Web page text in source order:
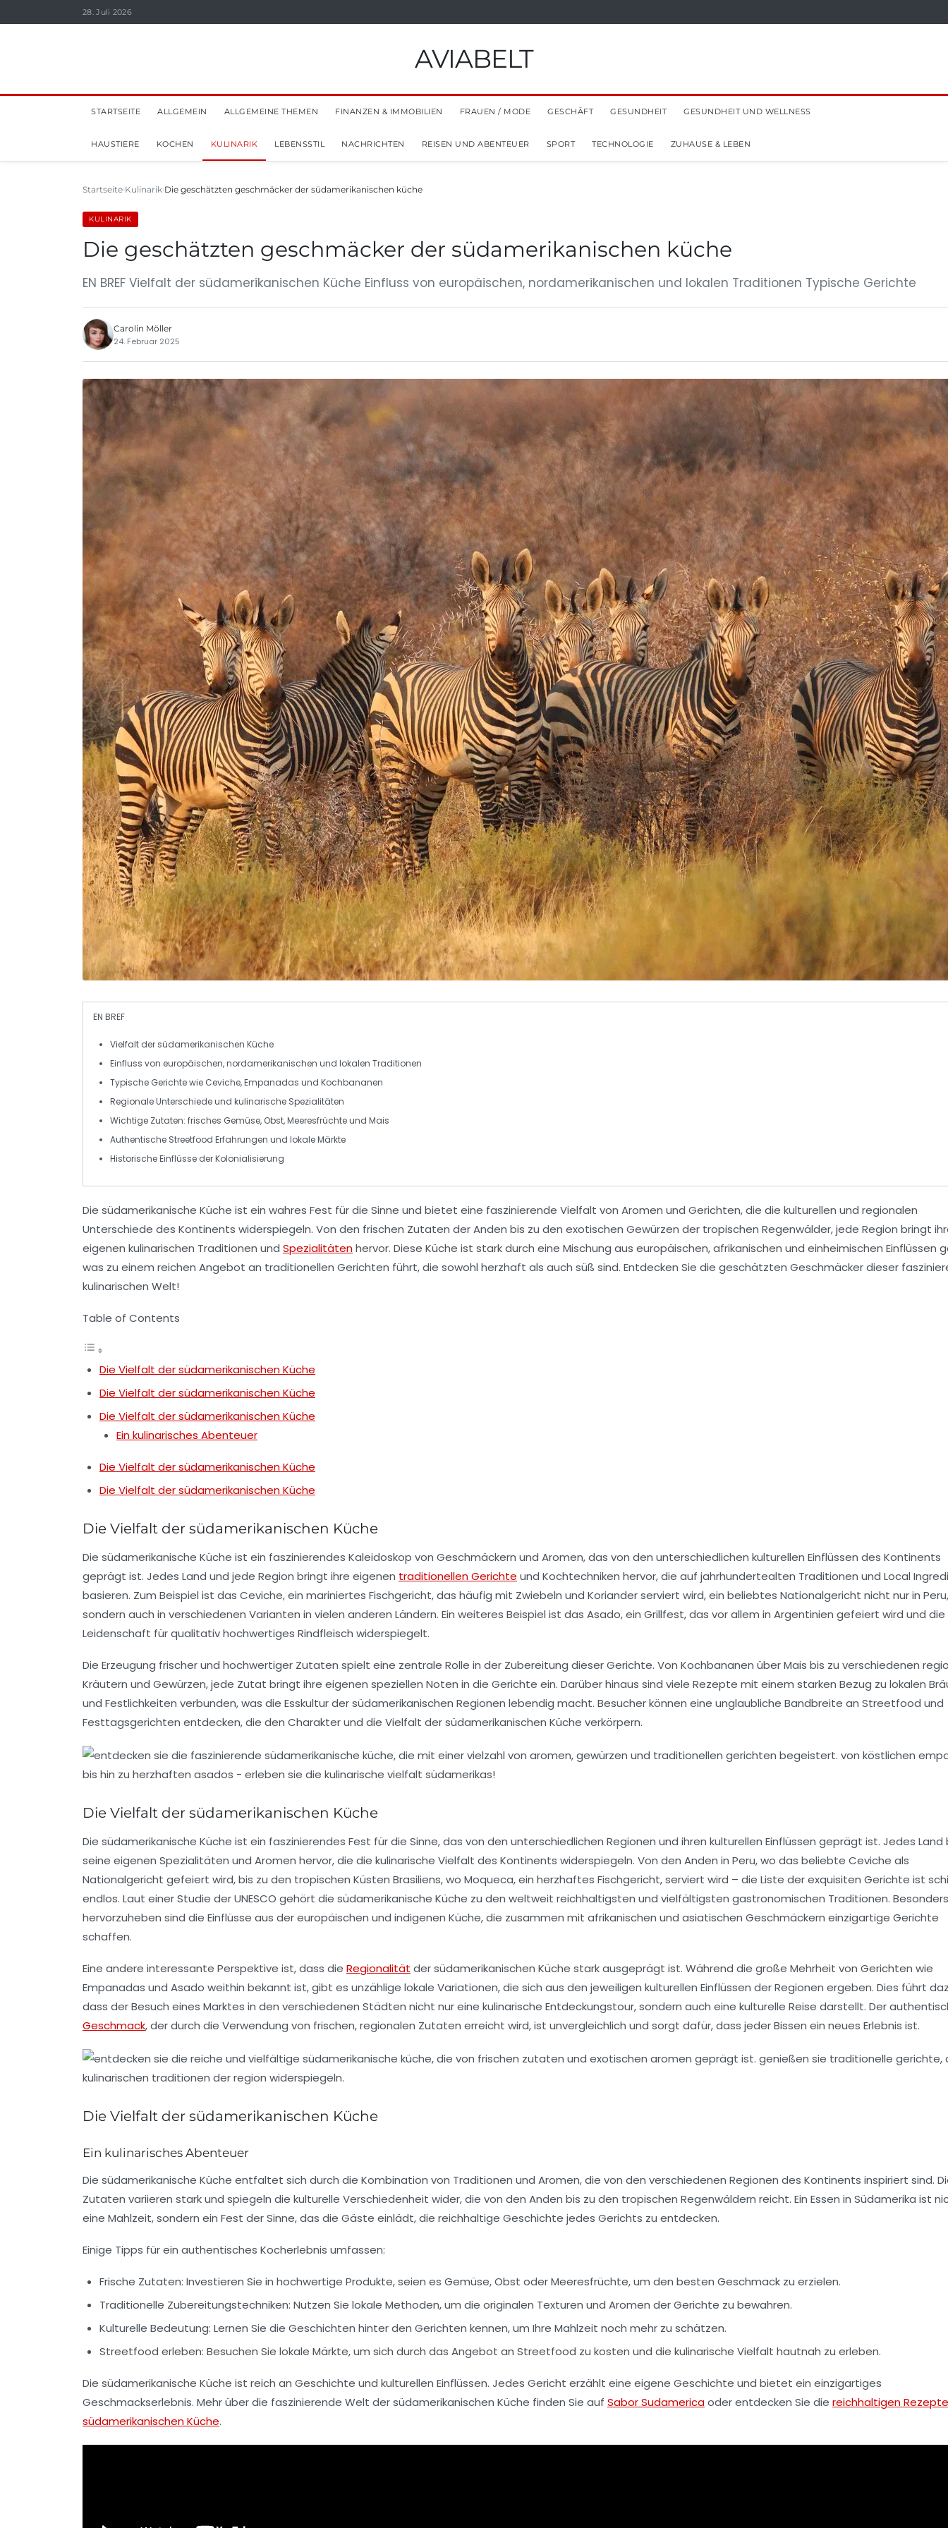
28. Juli 2026
AVIABELT
STARTSEITE ALLGEMEIN ALLGEMEINE THEMEN FINANZEN & IMMOBILIEN FRAUEN / MODE GESCHÄFT GESUNDHEIT GESUNDHEIT UND WELLNESS
HAUSTIERE KOCHEN KULINARIK LEBENSSTIL NACHRICHTEN REISEN UND ABENTEUER SPORT TECHNOLOGIE ZUHAUSE & LEBEN
Startseite Kulinarik Die geschätzten geschmäcker der südamerikanischen küche
KULINARIK
Die geschätzten geschmäcker der südamerikanischen küche
EN BREF Vielfalt der südamerikanischen Küche Einfluss von europäischen, nordamerikanischen und lokalen Traditionen Typische Gerichte
Carolin Möller
24. Februar 2025
EN BREF
Vielfalt der südamerikanischen Küche
Einfluss von europäischen,nordamerikanischen und lokalen Traditionen
Typische Gerichte wie Ceviche,Empanadas und Kochbananen
Regionale Unterschiede und kulinarische Spezialitäten
Wichtige Zutaten: frisches Gemüse, Obst,Meeresfrüchteund Mais
Authentische Streetfood Erfahrungen und lokale Märkte
Historische Einflüsse derKolonialisierung
Die südamerikanische Küche ist ein wahres Fest für die Sinne und bietet eine faszinierende Vielfalt von Aromen und Gerichten, die die kulturellen und regionalen
Unterschiede des Kontinents widerspiegeln. Von den frischen Zutaten der Anden bis zu den exotischen Gewürzen der tropischen Regenwälder, jede Region bringt
eigenen kulinarischen Traditionen und Spezialitätenhervor. Diese Küche ist stark durch eine Mischung aus europäischen,afrikanischen und einheimischen Einflüssen
was zu einem reichen Angebot an traditionellen Gerichten führt, die sowohl herzhaft als auch süß sind. Entdecken Sie die geschätzten Geschmäcker dieser
kulinarischen Welt!
Table of Contents
Die Vielfalt der südamerikanischen Küche
Die Vielfalt der südamerikanischen Küche
Die Vielfalt der südamerikanischen Küche
Ein kulinarisches Abenteuer
Die Vielfalt der südamerikanischen Küche
Die Vielfalt der südamerikanischen Küche
Die Vielfalt der südamerikanischen Küche
Die südamerikanische Küche ist ein faszinierendes Kaleidoskop von Geschmäckern und Aromen, das von den unterschiedlichen kulturellen Einflüssen des Kontinents
geprägt ist. Jedes Land und jede Region bringt ihre eigenen traditionellen Gerichte und Kochtechniken hervor, die auf jahrhundertealten Traditionen und Local
basieren. Zum Beispiel ist das Ceviche, ein mariniertes Fischgericht, das häufig mit Zwiebeln und Koriander serviert wird, ein beliebtes Nationalgericht nicht nur in Peru,
sondern auch in verschiedenen Varianten in vielen anderen Ländern. Ein weiteres Beispiel ist das Asado, ein Grillfest, das vor allem in Argentinien gefeiert wird und die
Leidenschaft für qualitativ hochwertiges Rindfleisch widerspiegelt.
Die Erzeugung frischer und hochwertiger Zutaten spielt eine zentrale Rolle in der Zubereitung dieser Gerichte. Von Kochbananen überMais bis zu verschiedenen
Kräutern und Gewürzen, jede Zutat bringt ihre eigenen speziellen Noten in die Gerichte ein. Darüber hinaus sind viele Rezepte mit einem starken Bezug zu lokalen
und Festlichkeiten verbunden, was die Esskultur der südamerikanischen Regionen lebendig macht. Besucher können eine unglaubliche Bandbreite an Streetfood und
Festtagsgerichten entdecken, die den Charakter und die Vielfalt dersüdamerikanischen Küche verkörpern.
Die Vielfalt der südamerikanischen Küche
Die südamerikanische Küche ist ein faszinierendes Fest für die Sinne, das von den unterschiedlichen Regionen und ihren kulturellen Einflüssen geprägt ist. Jedes Land
seine eigenen Spezialitäten und Aromen hervor, die die kulinarische Vielfalt des Kontinents widerspiegeln. Von den Anden in Peru, wo das beliebte Ceviche als
Nationalgericht gefeiert wird, bis zu den tropischen Küsten Brasiliens, wo Moqueca, ein herzhaftes Fischgericht, serviert wird – die Liste der exquisiten Gerichte ist
endlos. Laut einer Studie der UNESCO gehört die südamerikanische Küche zu den weltweit reichhaltigsten und vielfältigsten gastronomischen Traditionen. Besonders
hervorzuheben sind die Einflüsse aus dereuropäischen und indigenen Küche, die zusammen mit afrikanischen und asiatischen Geschmäckern einzigartige Gerichte
schaffen.
Eine andere interessante Perspektive ist, dass die Regionalität der südamerikanischen Küche stark ausgeprägt ist. Während die große Mehrheit von Gerichten wie
Empanadas und Asado weithin bekannt ist, gibt es unzählige lokale Variationen, die sich aus den jeweiligen kulturellen Einflüssen der Regionen ergeben. Dies führt
dass der Besuch eines Marktes in den verschiedenen Städten nicht nur eine kulinarische Entdeckungstour, sondern auch eine kulturelle Reise darstellt. Der
Geschmack, der durch die Verwendung von frischen, regionalen Zutaten erreicht wird, ist unvergleichlich und sorgt dafür, dass jeder Bissen ein neues Erlebnis ist.
Die Vielfalt der südamerikanischen Küche
Ein kulinarisches Abenteuer
Die südamerikanische Küche entfaltet sich durch die Kombination von Traditionen und Aromen, die von den verschiedenen Regionen des Kontinents inspiriert sind.
Zutaten variieren stark und spiegeln die kulturelle Verschiedenheit wider, die von den Anden bis zu den tropischen Regenwäldern reicht. Ein Essen in Südamerika ist
eine Mahlzeit, sondern ein Fest der Sinne, das die Gäste einlädt, die reichhaltige Geschichte jedes Gerichts zu entdecken.
Einige Tipps für ein authentisches Kocherlebnis umfassen:
Frische Zutaten: Investieren Sie in hochwertige Produkte, seien es Gemüse, Obst oder Meeresfrüchte, um den besten Geschmack zu erzielen.
Traditionelle Zubereitungstechniken: Nutzen Sie lokale Methoden, um die originalen Texturen und Aromen der Gerichte zu bewahren.
Kulturelle Bedeutung: Lernen Sie die Geschichten hinter den Gerichten kennen, um Ihre Mahlzeit noch mehr zu schätzen.
Streetfood erleben: Besuchen Sie lokale Märkte, um sich durch das Angebot an Streetfood zu kosten und die kulinarische Vielfalt hautnah zu erleben.
Die südamerikanische Küche ist reich an Geschichte und kulturellen Einflüssen. Jedes Gericht erzählt eine eigene Geschichte und bietet ein einzigartiges
Geschmackserlebnis. Mehr über die faszinierende Welt der südamerikanischen Küche finden Sie auf Sabor Sudamericaoder entdecken Sie die reichhaltigen
südamerikanischen Küche.